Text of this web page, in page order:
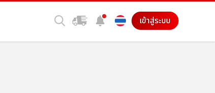
เข้าสู่ระบบ